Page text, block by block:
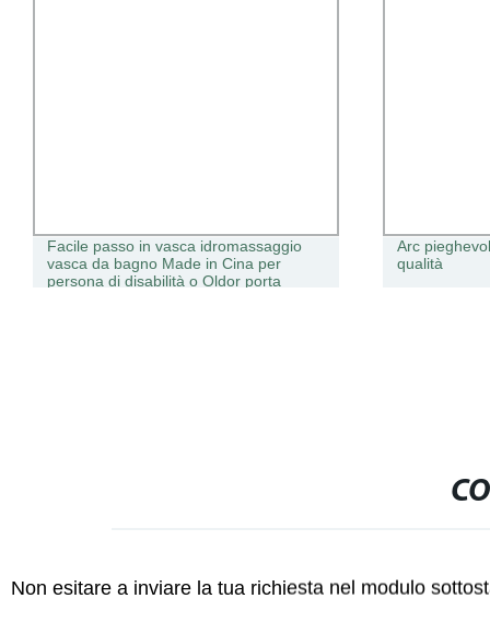
Facile passo in vasca idromassaggio
vasca da bagno Made in Cina per
persona di disabilità o Oldor porta
Arc
qualità
Non esitare a inviare la tua richiesta nel modulo